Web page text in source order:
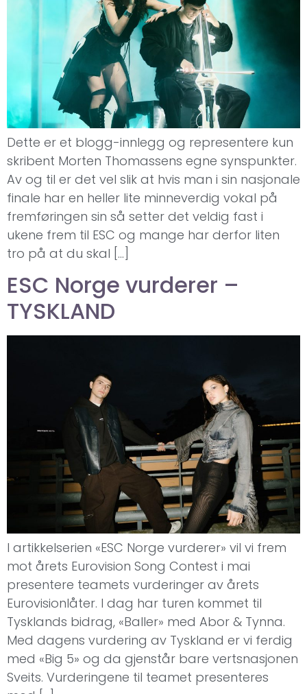
Dette er et blogg-innlegg og representere kun
skribent Morten Thomassens egne synspunkter.
Av og til er det vel slik at hvis man i sin nasjonale
finale har en heller lite minneverdig vokal på
fremføringen sin så setter det veldig fast i
ukene frem til ESC og mange har derfor liten
tro på at du skal […]
ESC Norge vurderer –
TYSKLAND
I artikkelserien «ESC Norge vurderer» vil vi frem
mot årets Eurovision Song Contest i mai
presentere teamets vurderinger av årets
Eurovisionlåter. I dag har turen kommet til
Tysklands bidrag, «Baller» med Abor & Tynna.
Med dagens vurdering av Tyskland er vi ferdig
med «Big 5» og da gjenstår bare vertsnasjonen
Sveits. Vurderingene til teamet presenteres